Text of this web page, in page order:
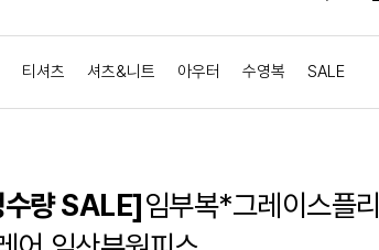
티셔츠 셔츠&니트 아우터 수영복 SALE
량 SALE]임부복*그레이스플리